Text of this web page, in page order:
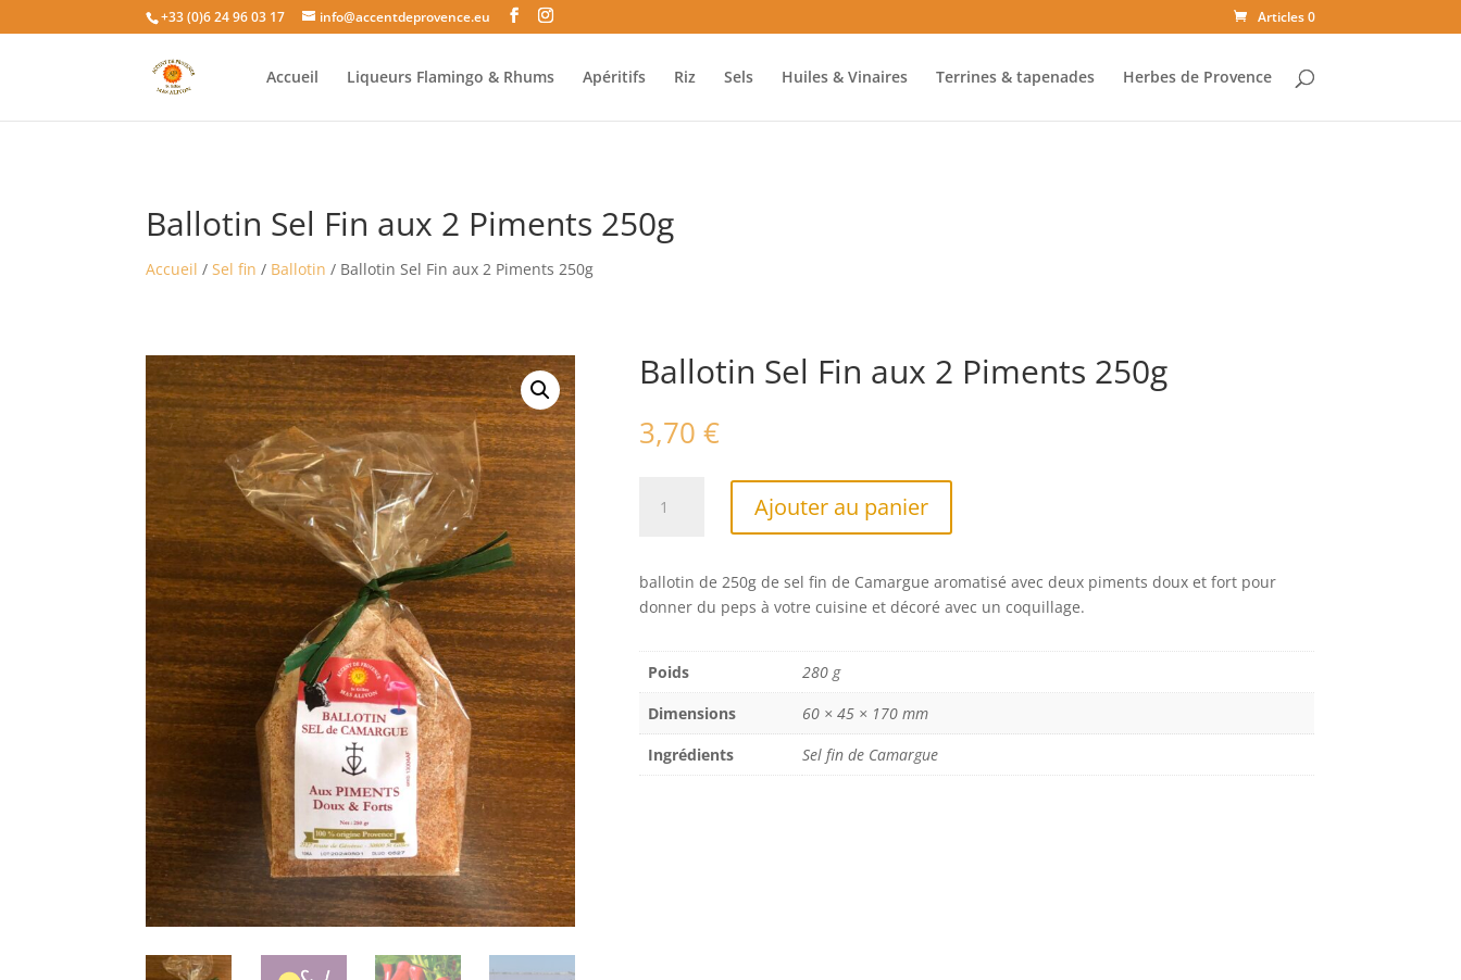
+33 (0)6 24 96 03 17 info@accentdeprovence.eu Articles 0
Accueil Liqueurs Flamingo & Rhums Apéritifs Riz Sels Huiles & Vinaires Terrines & tapenades Herbes de Provence
Ballotin Sel Fin aux 2 Piments 250g
Accueil /Sel fin / Ballotin / Ballotin Sel Fin aux 2 Piments 250g
Ballotin Sel Fin aux 2 Piments 250g
3,70€
Fin
aux
Piments
250g
Ajouter au panier
r
n
i
e
ballotin de 250g de sel fin de Camargue aromatisé avec deux piments doux et fort pour
donner du peps à votre cuisine et décoré avec un coquillage.
Poids
280 g
Dimensions
60 × 45 × 170 mm
Ingrédients
Sel fin de Camargue